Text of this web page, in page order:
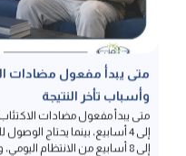
متى يبدأ مفعول مضادات
وأسباب تأخر النتيجة
متى يبدأ مفعول مضادات
إلى 8 أسابيع من الانتظام
بناء على العوامل الجينية، ونوع
المرضى ببعضهم، ويحذر تمامًا من
إقرأ المزيد